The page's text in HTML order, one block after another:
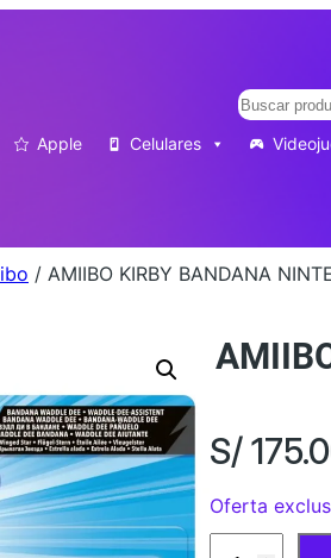
Buscar
Apple Celulares
/ AMIIBO KIRBY BANDANA
S/
Oferta